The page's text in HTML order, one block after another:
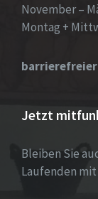
November –
Montag +
barrierefreier
Jetzt
Bleiben Sie
Laufenden